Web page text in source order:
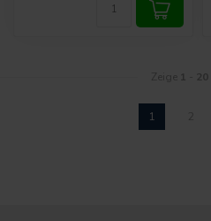
Zeige 1 20
1 2